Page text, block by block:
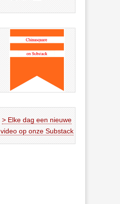
> Elke dag een nieuwe
video op onze Substack